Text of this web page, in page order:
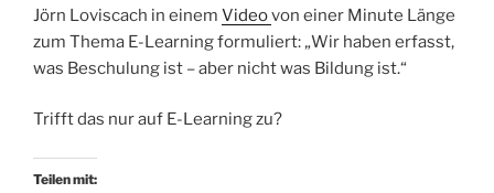
Jörn Loviscach in einem Videovon einer Minute Länge
zum Thema E-Learning formuliert: „Wir haben erfasst,
was Beschulung ist – aber nicht was Bildung ist.“
Trifft das nur auf E-Learning zu?
Teilen mit: